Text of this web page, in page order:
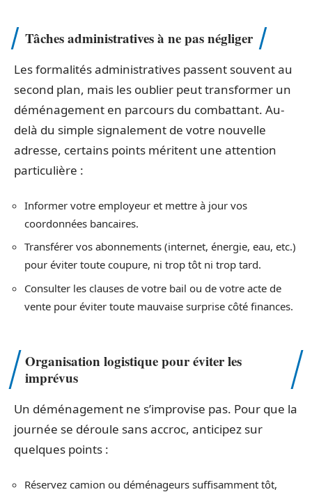
Tâches administratives à ne pas négliger
Les formalités administratives passent souvent au
second plan, mais les oublier peut transformer un
déménagement en parcours du combattant. Au-
delà du simple signalement de votre nouvelle
adresse, certains points méritent une attention
particulière :
Informer votre employeur et mettre à jour vos
coordonnées bancaires.
Transférer vos abonnements (internet, énergie, eau, etc.)
pour éviter toute coupure, ni trop tôt ni trop tard.
Consulter les clauses de votre bail ou de votre acte de
vente pour éviter toute mauvaise surprise côté finances.
Organisation logistique pour éviter les
imprévus
Un déménagement ne s’improvise pas. Pour que la
journée se déroule sans accroc, anticipez sur
quelques points :
Réservez camion ou déménageurs suffisamment tôt,